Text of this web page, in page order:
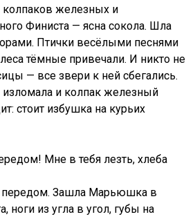
железных и
Финиста — ясна сокола. Шла
Птички весёлыми песнями
тёмные привечали. И никто не
— все звери к ней сбегались.
и колпак железный
стоит избушка на курьих
Мне в тебя лезть, хлеба
передом. Зашла Марьюшка в
ноги из угла в угол, губы на